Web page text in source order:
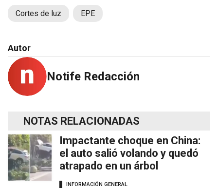
Cortes de luz EPE
Autor
Notife Redacción
NOTAS RELACIONADAS
Impactante choque en China:
el auto salió volando y quedó
atrapado en un árbol
INFORMACIÓN GENERAL